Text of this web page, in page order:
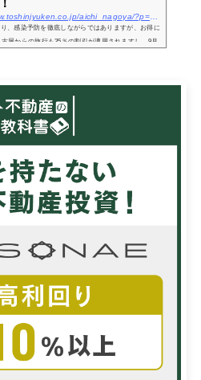
、感染予防を徹底しながらではありますが、お得に
屋からの旅行も35％の割引が適用されますし、9月